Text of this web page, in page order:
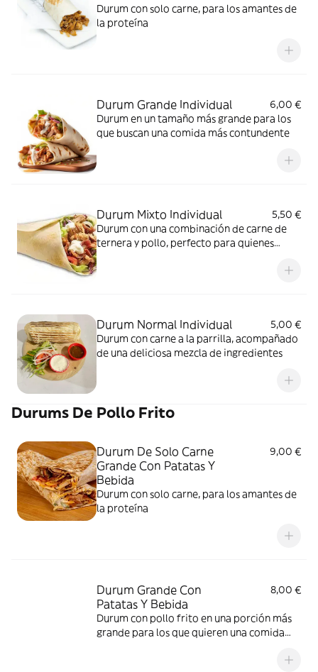
Durum con solo carne, para los amantes de
la proteína
Durum Grande Individual
6,00 €
Durum en un tamaño más grande para los
que buscan una comida más contundente
Durum Mixto Individual
5,50 €
Durum con una combinación de carne de
ternera y pollo, perfecto para quienes
Durum Normal Individual
5,00 €
Durum con carne a la parrilla, acompañado
de una deliciosa mezcla de ingredientes
Durums De Pollo Frito
Durum De Solo Carne
Grande Con Patatas Y
Bebida
9,00 €
Durum con solo carne, para los amantes de
la proteína
Durum Grande Con
Patatas Y Bebida
8,00 €
Durum con pollo frito en una porción más
grande para los que quieren una comida